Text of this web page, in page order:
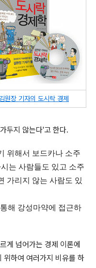
김원장 기자의 도시락 경제
두지 않는다'고 한다.
위해서 보드카나 소주
는 사람들도 있고 소주
가리지 않는 사람도 있
해 강성마약에 접근하
게 넘어가는 경제 이론에
위하여 여러가지 비유를 하